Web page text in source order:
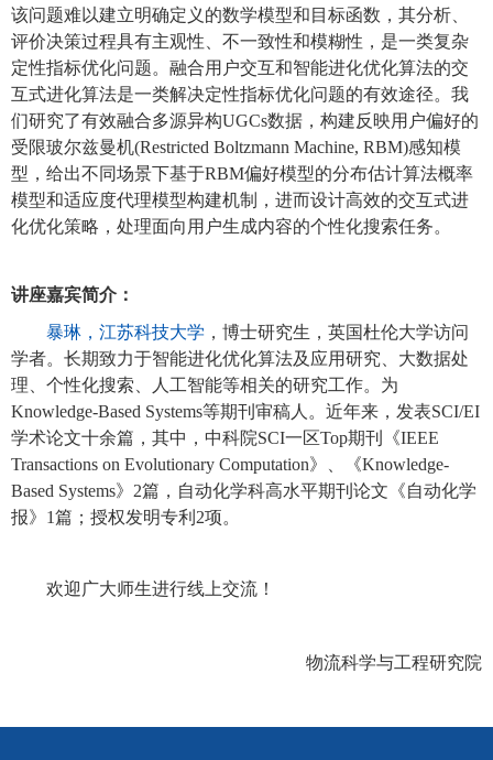
该问题难以建立明确定义的数学模型和目标函数，其分析、
评价决策过程具有主观性、不一致性和模糊性，是一类复杂
定性指标优化问题。融合用户交互和智能进化优化算法的交
互式进化算法是一类解决定性指标优化问题的有效途径。我
们研究了有效融合多源异构UGCs数据，构建反映用户偏好的
受限玻尔兹曼机(Restricted Boltzmann Machine, RBM)感知模
型，给出不同场景下基于RBM偏好模型的分布估计算法概率
模型和适应度代理模型构建机制，进而设计高效的交互式进
化优化策略，处理面向用户生成内容的个性化搜索任务。
讲座嘉宾简介：
暴琳， 江苏科技大学 ，博士研究生，英国杜伦大学访问
学者。长期致力于智能进化优化算法及应用研究、大数据处
理、个性化搜索、人工智能等相关的研究工作。为
Knowledge-Based Systems等期刊审稿人。近年来，发表SCI/EI
学术论文十余篇，其中，中科院SCI一区Top期刊《IEEE
Transactions on Evolutionary Computation》、《Knowledge-
Based Systems》2篇，自动化学科高水平期刊论文《自动化学
报》1篇；授权发明专利2项。
欢迎广大师生进行线上交流！
物流科学与工程研究院